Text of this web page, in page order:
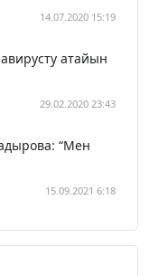
14.07.2020 15:19
атайын
29.02.2020 23:43
“Мен
15.09.2021 6:18